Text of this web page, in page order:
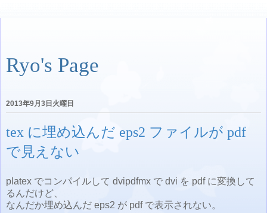
Ryo's Page
2013年9月3日火曜日
tex に埋め込んだ eps2 ファイルが pdf
で見えない
platex でコンパイルして dvipdfmx で dvi を pdf に変換して
るんだけど、
なんだか埋め込んだ eps2 が pdf で表示されない。